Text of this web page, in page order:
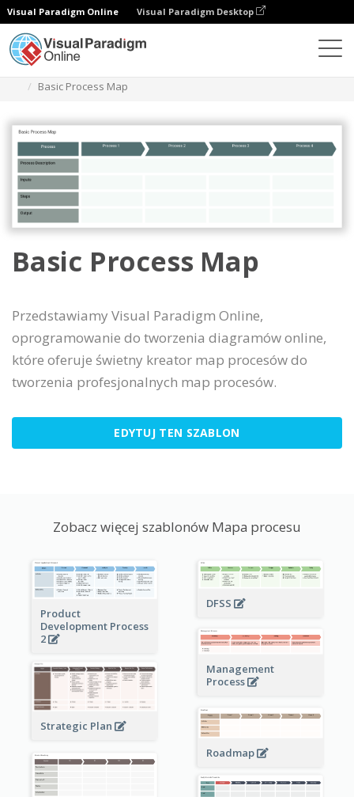
Visual Paradigm Online Visual Paradigm Desktop
Basic Process Map
Basic Process Map
Przedstawiamy Visual Paradigm Online,
oprogramowanie do tworzenia diagramów online,
które oferuje świetny kreator map procesów do
tworzenia profesjonalnych map procesów.
EDYTUJ TEN SZABLON
Zobacz więcej szablonów Mapa procesu
Product
Development Process
2
DFSS
Management
Process
Strategic Plan
Roadmap